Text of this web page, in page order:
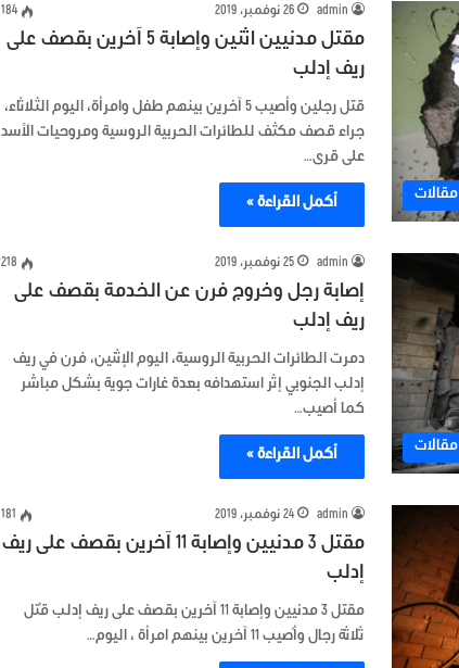
مقالات
admin 26 نوفمبر، 2019 184
مقتل مدنيين اثنين وإصابة 5 آخرين بقصف على
ريف إدلب
قتل رجلين وأصيب 5 آخرين بينهم طفل وامرأة، اليوم الثلاثاء،
جراء قصف مكثف للطائرات الحربية الروسية ومروحيات الأسد
على قرى…
أكمل القراءة »
مقالات
admin 25 نوفمبر، 2019 218
إصابة رجل وخروج فرن عن الخدمة بقصف على
ريف إدلب
دمرت الطائرات الحربية الروسية، اليوم الإثنين، فرن في ريف
إدلب الجنوبي إثر استهدافه بعدة غارات جوية بشكل مباشر
كما أصيب…
أكمل القراءة »
admin 24 نوفمبر، 2019 181
مقتل 3 مدنيين وإصابة 11 آخرين بقصف على ريف
إدلب
مقتل 3 مدنيين وإصابة 11 آخرين بقصف على ريف إدلب قُتل
ثلاثة رجال وأُصيب 11 آخرين بينهم امرأة ، اليوم…